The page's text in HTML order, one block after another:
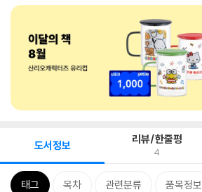
도서정보 리뷰/한줄평
4
태그 목차 관련분류 품목정보